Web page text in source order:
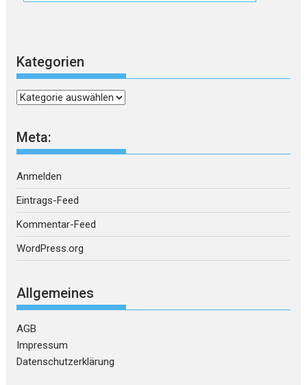
Kategorien
Kategorien
Meta:
Anmelden
Eintrags-Feed
Kommentar-Feed
WordPress.org
Allgemeines
AGB
Impressum
Datenschutzerklärung